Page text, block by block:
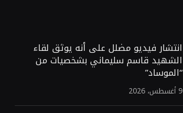
انتشار فيديو مضلل على أنه يوثق لقاء
الشهيد قاسم سليماني بشخصيات من
“الموساد”
9 أغسطس، 2026